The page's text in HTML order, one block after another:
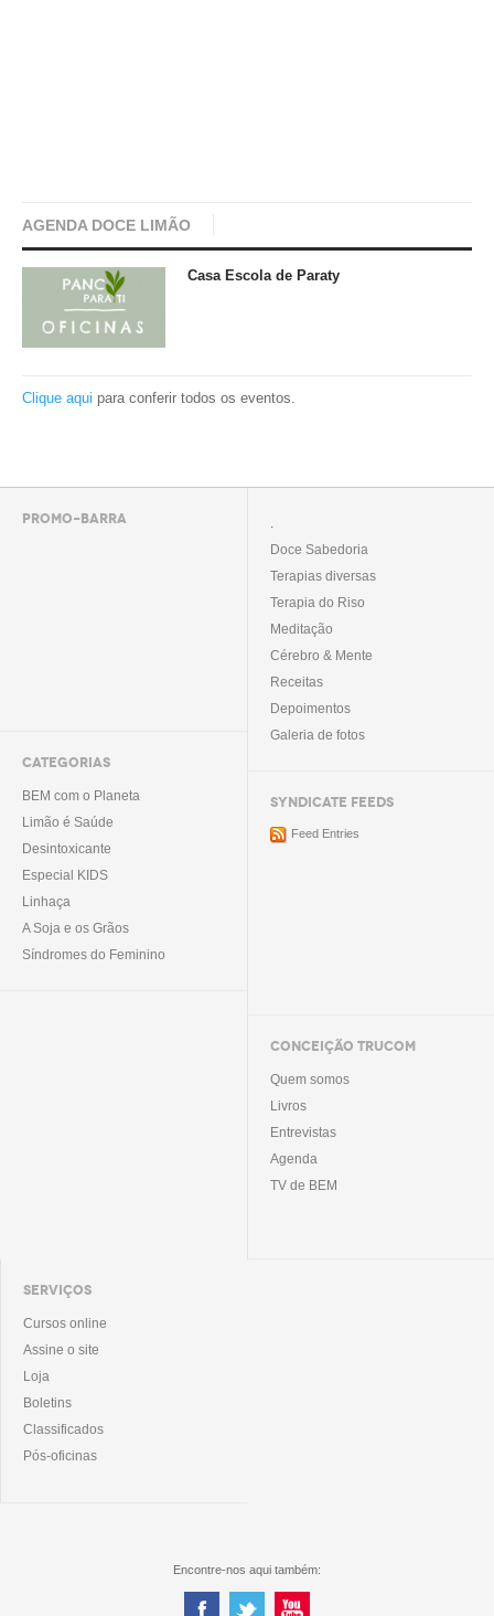
AGENDA DOCE LIMÃO
Casa Escola de Paraty
Clique aqui para conferir todos os eventos.
PROMO-BARRA
CATEGORIAS
BEM com o Planeta
Limão é Saúde
Desintoxicante
Especial KIDS
Linhaça
A Soja e os Grãos
Síndromes do Feminino
.
Doce Sabedoria
Terapias diversas
Terapia do Riso
Meditação
Cérebro & Mente
Receitas
Depoimentos
Galeria de fotos
SYNDICATE FEEDS
Feed Entries
CONCEIÇÃO TRUCOM
Quem somos
Livros
Entrevistas
Agenda
TV de BEM
SERVIÇOS
Cursos online
Assine o site
Loja
Boletins
Classificados
Pós-oficinas
Encontre-nos aqui também: